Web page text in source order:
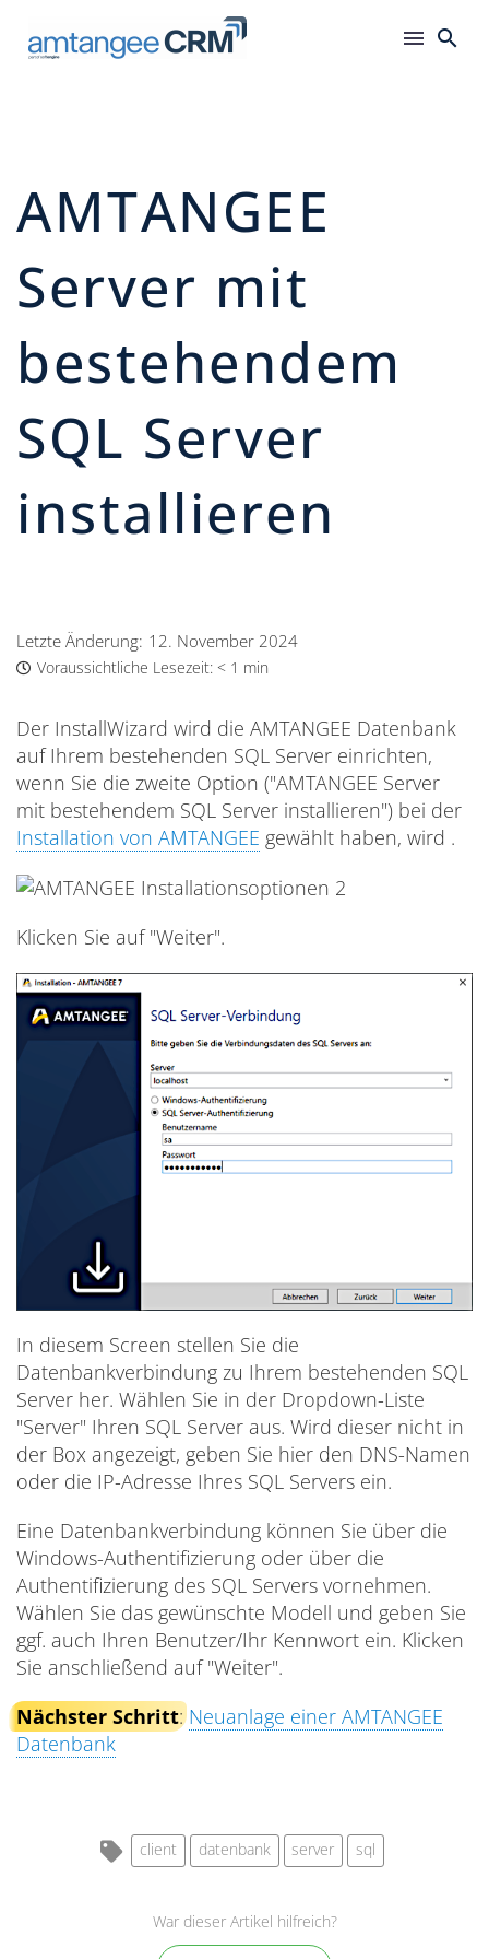
AMTANGEE
Server mit
bestehendem
SQL Server
installieren
Letzte Änderung: 12. November 2024
Voraussichtliche Lesezeit: < 1 min
Der InstallWizard wird die AMTANGEE Datenbank
auf Ihrem bestehenden SQL Server einrichten,
wenn Sie die zweite Option ("AMTANGEE Server
mit bestehendem SQL Server installieren") bei der
Installation von AMTANGEE gewählt haben, wird .
Klicken Sie auf "Weiter".
In diesem Screen stellen Sie die
Datenbankverbindung zu Ihrem bestehenden SQL
Server her. Wählen Sie in der Dropdown-Liste
"Server" Ihren SQL Server aus. Wird dieser nicht in
der Box angezeigt, geben Sie hier den DNS-Namen
oder die IP-Adresse Ihres SQL Servers ein.
Eine Datenbankverbindung können Sie über die
Windows-Authentifizierung oder über die
Authentifizierung des SQL Servers vornehmen.
Wählen Sie das gewünschte Modell und geben Sie
ggf. auch Ihren Benutzer/Ihr Kennwort ein. Klicken
Sie anschließend auf "Weiter".
Nächster Schritt:Neuanlage einer AMTANGEE
Datenbank
client datenbank server sql
War dieser Artikel hilfreich?